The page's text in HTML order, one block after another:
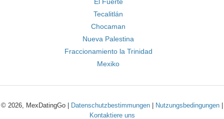
Tecalitlán
Chocaman
Nueva Palestina
Fraccionamiento la Trinidad
Mexiko
© 2026, MexDatingGo | Datenschutzbestimmungen Nutzungsbedingungen
Kontaktiere uns